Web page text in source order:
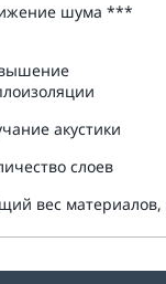
шума ***
акустики
слоев
вес материалов,